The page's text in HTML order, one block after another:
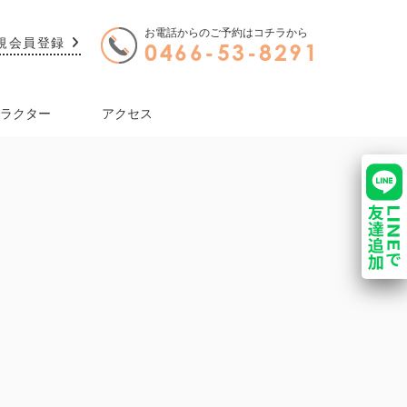
会員登録
お電話からのご予約はコチラから
0466-53-8291
クター アクセス